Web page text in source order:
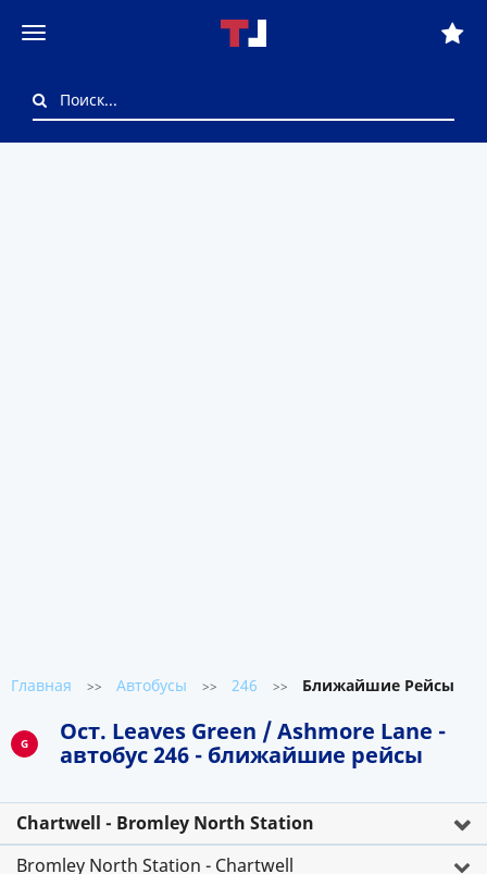
Главная >> Автобусы >> 246 >> Ближайшие Рейсы
G
Ост. Leaves Green / Ashmore Lane -
автобус 246 - ближайшие рейсы
Chartwell - Bromley North Station
Bromley North Station - Chartwell